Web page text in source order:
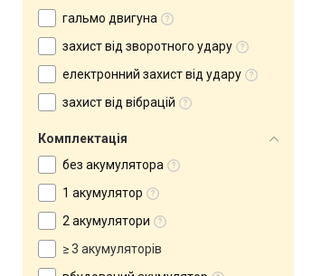
гальмо двигуна
захист від зворотного удару
електронний захист від удару
захист від вібрацій
Комплектація
без акумулятора
1 акумулятор
2 акумулятори
≥ 3 акумуляторів